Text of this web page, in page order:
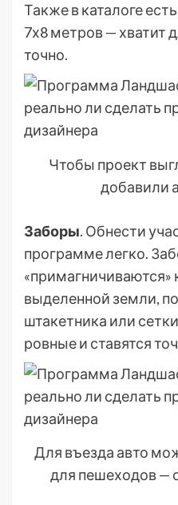
Также в каталоге
7х8 метров — хватит
точно.
Чтобы проект
добавили
Заборы. Обнести
программе легко.
«примагничиваются»
выделенной земли,
штакетника или
ровные и ставятся
Для въезда авто
для пешеходов —